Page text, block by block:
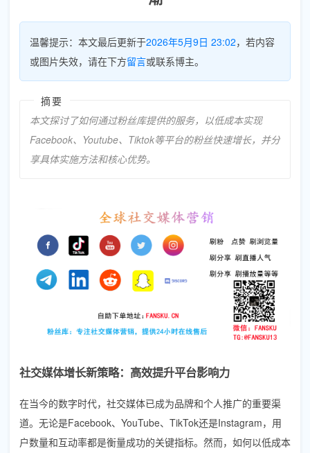
温馨提示：本文最后更新于2026年5月9日 23:02，若内容
或图片失效，请在下方留言或联系博主。
摘要
本文探讨了如何通过粉丝库提供的服务，以低成本实现
Facebook、Youtube、Tiktok等平台的粉丝快速增长，并分
享具体实施方法和核心优势。
社交媒体增长新策略：高效提升平台影响力
在当今的数字时代，社交媒体已成为品牌和个人推广的重要渠
道。无论是Facebook、YouTube、TikTok还是Instagram，用
户数量和互动率都是衡量成功的关键指标。然而，如何以低成本